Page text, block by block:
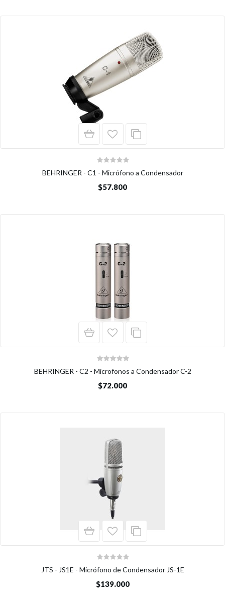
BEHRINGER - C1 - Micrófono a Condensador
$57.800
BEHRINGER - C2 - Microfonos a Condensador C-2
$72.000
JTS - JS1E - Micrófono de Condensador JS-1E
$139.000